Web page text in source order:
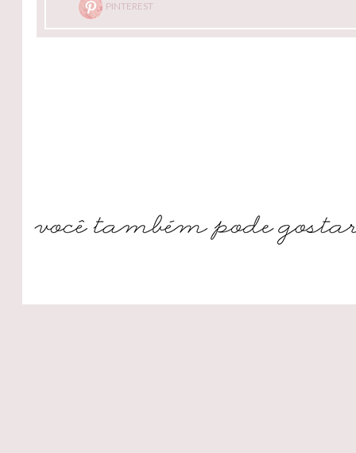
PINTEREST